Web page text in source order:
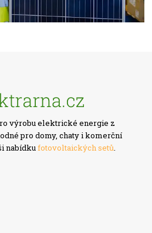
výrobu elektrické energie z
pro domy, chaty i komerční
nabídkufotovoltaických setů.